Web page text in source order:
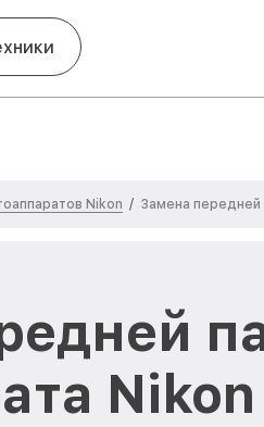
Nikon / Замена передней
Nikon